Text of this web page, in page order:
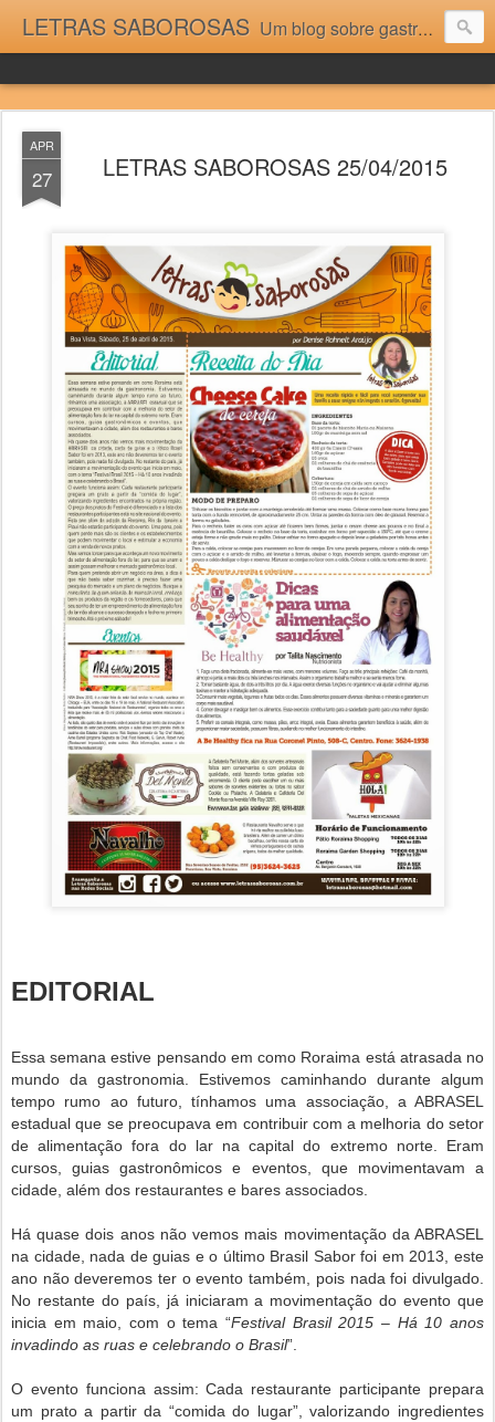
LETRAS SABOROSAS Um blog sobre gastronomia para as pessoas que gostam da boa cozinha. Dicas, receitas, notícias gastronômicas e viagens do Caburaí ao Chuí. Vou adorar tê-los na minha cozinha acima do Equador.
APR
27 LETRAS SABOROSAS 25/04/2015
EDITORIAL
Essa semana estive pensando em como Roraima está atrasada no
mundo da gastronomia. Estivemos caminhando durante algum
tempo rumo ao futuro, tínhamos uma associação, a ABRASEL
estadual que se preocupava em contribuir com a melhoria do setor
de alimentação fora do lar na capital do extremo norte. Eram
cursos, guias gastronômicos e eventos, que movimentavam a
cidade, além dos restaurantes e bares associados.
Há quase dois anos não vemos mais movimentação da ABRASEL
na cidade, nada de guias e o último Brasil Sabor foi em 2013, este
ano não deveremos ter o evento também, pois nada foi divulgado.
No restante do país, já iniciaram a movimentação do evento que
inicia em maio, com o tema “Festival Brasil 2015 – Há 10 anos
invadindo as ruas e celebrando o Brasil”.
O evento funciona assim: Cada restaurante participante prepara
um prato a partir da “comida do lugar”, valorizando ingredientes